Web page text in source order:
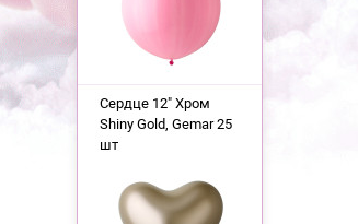
Сердце 12" Хром
Shiny Gold, Gemar 25
шт